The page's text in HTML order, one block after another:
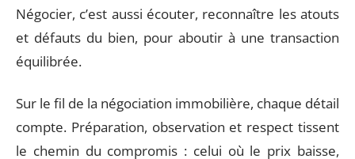
Négocier, c’est aussi écouter, reconnaître les atouts
et défauts du bien, pour aboutir à une transaction
équilibrée.
Sur le fil de la négociation immobilière, chaque détail
compte. Préparation, observation et respect tissent
le chemin du compromis : celui où le prix baisse,